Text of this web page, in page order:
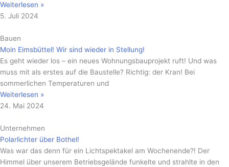
Weiterlesen »
5. Juli 2024
Bauen
Moin Eimsbüttel! Wir sind wieder in Stellung!
Es geht wieder los – ein neues Wohnungsbauprojekt ruft! Und was
muss mit als erstes auf die Baustelle? Richtig: der Kran! Bei
sommerlichen Temperaturen und
Weiterlesen »
24. Mai 2024
Unternehmen
Polarlichter über Bothel!
Was war das denn für ein Lichtspektakel am Wochenende?! Der
Himmel über unserem Betriebsgelände funkelte und strahlte in den